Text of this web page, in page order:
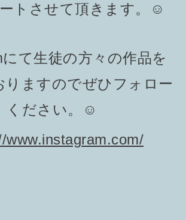
トさせて頂きます。☺️
て生徒の方々の作品を
りますのでぜひフォロー
ください。☺️
www.instagram.com/